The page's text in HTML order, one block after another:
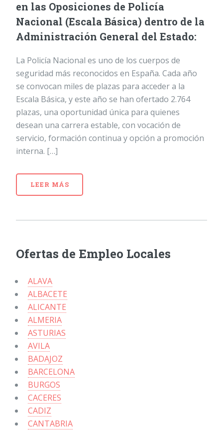
en las Oposiciones de Policía
Nacional (Escala Básica) dentro de la
Administración General del Estado:
La Policía Nacional es uno de los cuerpos de
seguridad más reconocidos en España. Cada año
se convocan miles de plazas para acceder a la
Escala Básica, y este año se han ofertado 2.764
plazas, una oportunidad única para quienes
desean una carrera estable, con vocación de
servicio, formación continua y opción a promoción
interna. […]
LEER MÁS
Ofertas de Empleo Locales
ALAVA
ALBACETE
ALICANTE
ALMERIA
ASTURIAS
AVILA
BADAJOZ
BARCELONA
BURGOS
CACERES
CADIZ
CANTABRIA